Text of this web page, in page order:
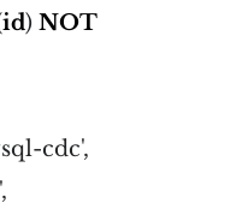
id) NOT
cdc',